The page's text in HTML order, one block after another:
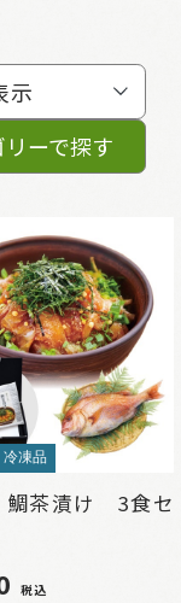
示
ーで探す
冷凍品
鯛茶漬け 3食セ
税込